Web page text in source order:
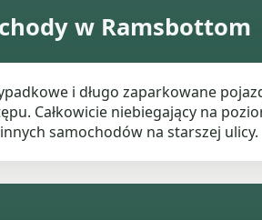
w Ramsbottom
i długo zaparkowane
Całkowicie niebiegający na
samochodów na starszej ulicy.